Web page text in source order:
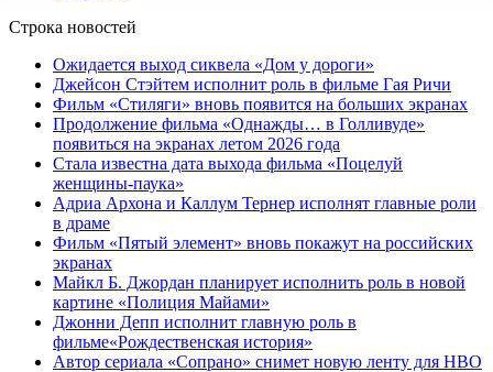
Строка новостей
Ожидается выход сиквела «Дом у дороги»
Джейсон Стэйтем исполнит роль в фильме Гая Ричи
Фильм «Стиляги» вновь появится на больших экранах
Продолжение фильма «Однажды… в Голливуде»
появиться на экранах летом 2026 года
Стала известна дата выхода фильма «Поцелуй
женщины-паука»
Адриа Архона и Каллум Тернер исполнят главные роли
в драме
Фильм «Пятый элемент» вновь покажут на российских
экранах
Майкл Б. Джордан планирует исполнить роль в новой
картине «Полиция Майами»
Джонни Депп исполнит главную роль в
фильме«Рождественская история»
Автор сериала «Сопрано» снимет новую ленту для HBO